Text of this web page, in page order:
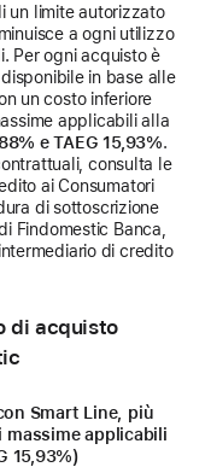
un limite autorizzato
a ogni utilizzo
Per ogni acquisto è
in base alle
un costo inferiore
applicabili alla
e TAEG 15,93%.
consulta le
ai Consumatori
di sottoscrizione
Findomestic Banca,
di credito
di acquisto
Smart Line, più
applicabili
15,93%)